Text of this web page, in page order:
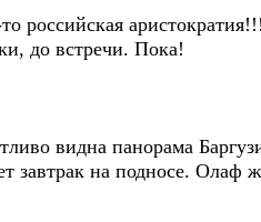
российская
до встречи. Пока!
видна панорама
завтрак на подносе. Олаф